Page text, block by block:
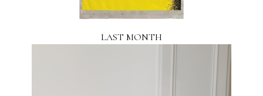
LAST MONTH